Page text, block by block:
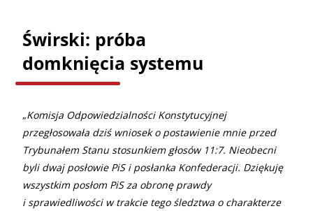
Świrski: próba
domknięcia systemu
„Komisja Odpowiedzialności Konstytucyjnej
przegłosowała dziś wniosek o postawienie mnie przed
Trybunałem Stanu stosunkiem głosów 11:7. Nieobecni
byli dwaj posłowie PiS i posłanka Konfederacji. Dziękuję
wszystkim posłom PiS za obronę prawdy
i sprawiedliwości w trakcie tego śledztwa o charakterze